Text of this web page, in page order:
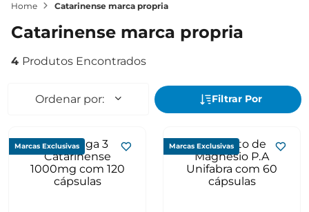
catarinense marca propria
catarinense marca propria
4
Marcas Exclusivas Marcas Exclusivas